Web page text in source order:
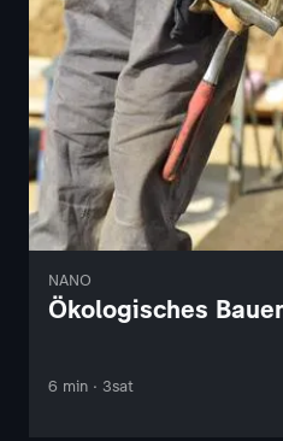
NANO
Ökologisches
6 min · 3sat